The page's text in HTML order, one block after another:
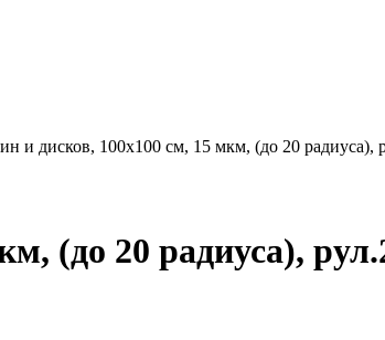
и дисков, 100х100 см, 15 мкм, (до 20 радиуса),
(до 20 радиуса),